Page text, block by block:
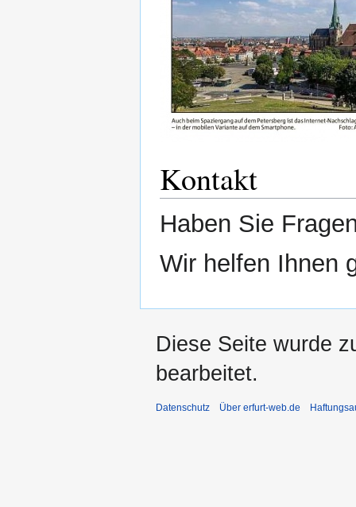
Kontakt
Haben Sie
Wir helfen Ihnen
Diese Seite wurde
bearbeitet.
Datenschutz Über erfurt-web.de